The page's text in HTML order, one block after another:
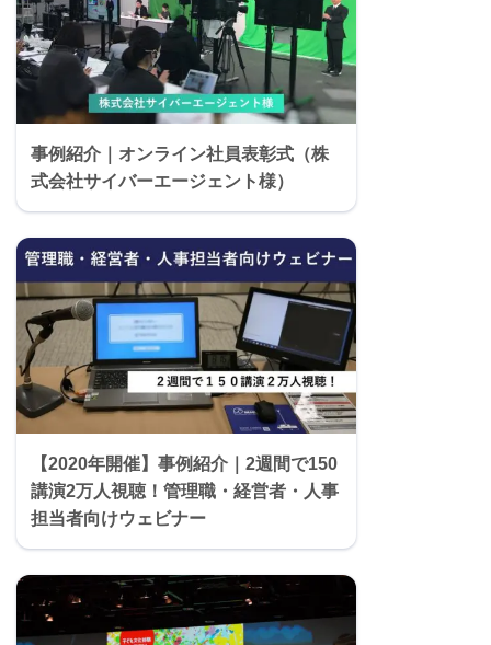
事例紹介｜オンライン社員表彰式（株
式会社サイバーエージェント様）
【2020年開催】事例紹介｜2週間で150
講演2万人視聴！管理職・経営者・人事
担当者向けウェビナー